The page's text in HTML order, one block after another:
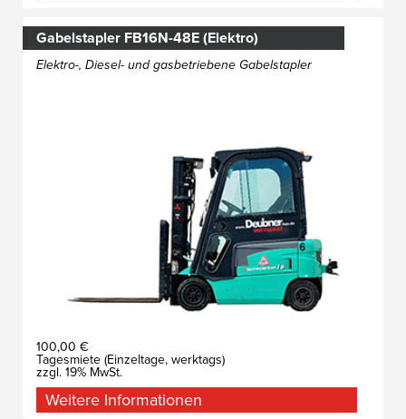
Gabelstapler FB16N-48E (Elektro)
Elektro-, Diesel- und gasbetriebene Gabelstapler
100,00 €
Tagesmiete (Einzeltage, werktags)
zzgl. 19% MwSt.
Weitere Informationen